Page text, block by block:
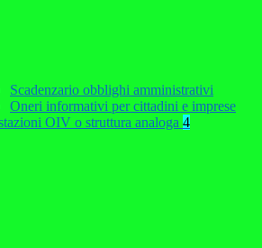
Scadenzario obblighi amministrativi
Oneri informativi per cittadini e imprese
OIV o struttura analoga 4